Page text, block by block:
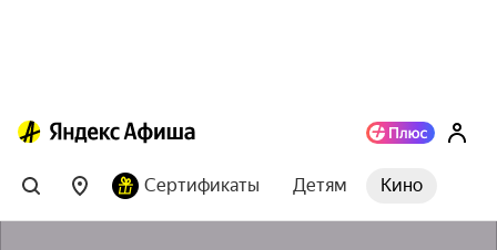
Сертификаты Детям Кино